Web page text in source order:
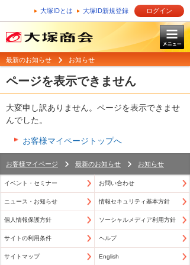
大塚IDとは 大塚ID新規登録 ログイン
最新のお知らせ お知らせ
ページを表示できません
大変申し訳ありません。ページを表示できませ
んでした。
お客様マイページトップへ
お客様マイページ 最新のお知らせ お知らせ
イベント・セミナー お問い合わせ
ニュース・お知らせ 情報セキュリティ基本方針
個人情報保護方針 ソーシャルメディア利用方針
サイトの利用条件 ヘルプ
サイトマップ English